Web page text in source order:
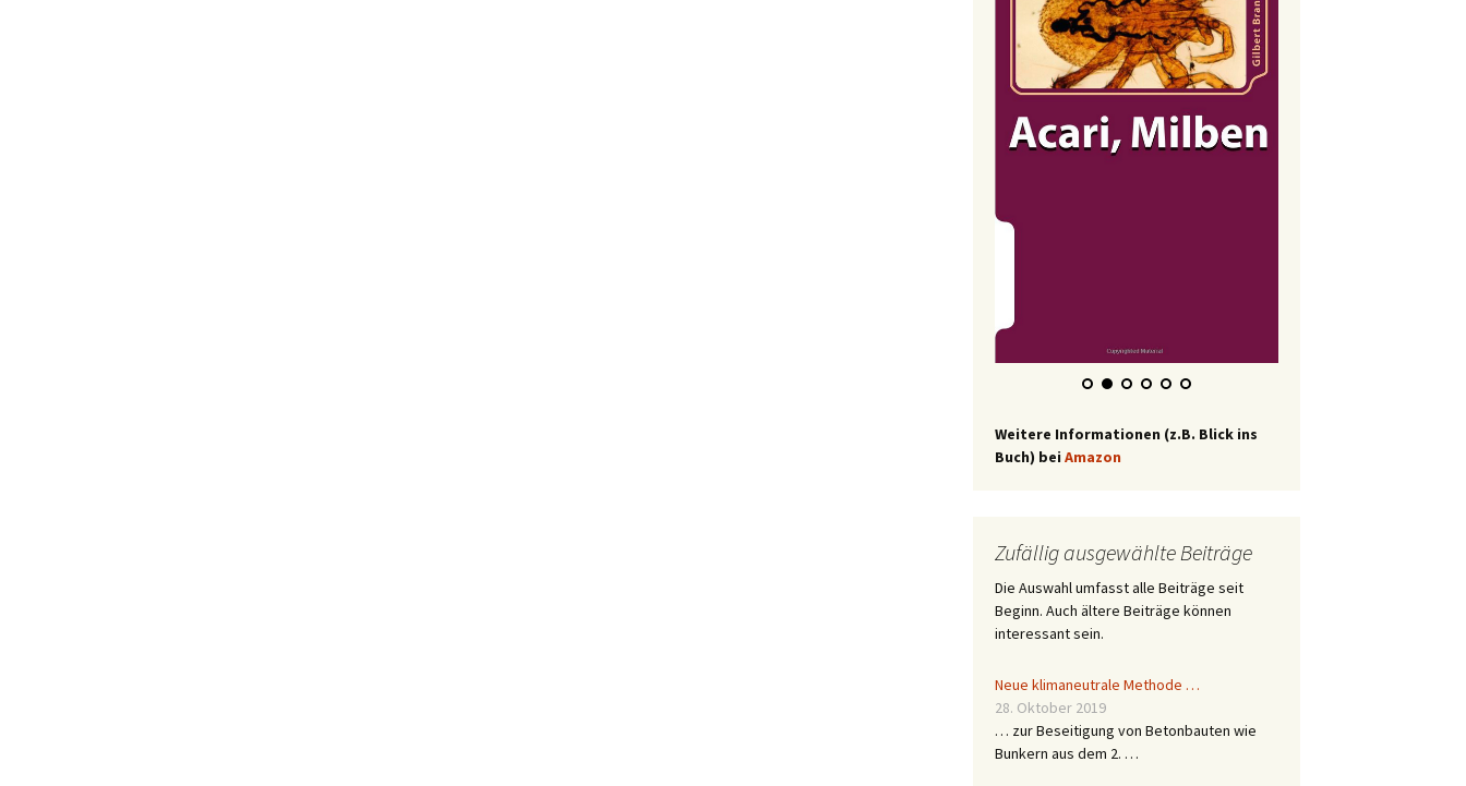
Weitere Informationen (z.B. Blick ins
Buch) bei Amazon
Zufällig ausgewählte Beiträge
Die Auswahl umfasst alle Beiträge seit
Beginn. Auch ältere Beiträge können
interessant sein.
Neue klimaneutrale Methode …
28. Oktober 2019
… zur Beseitigung von Betonbauten wie
Bunkern aus dem 2. …